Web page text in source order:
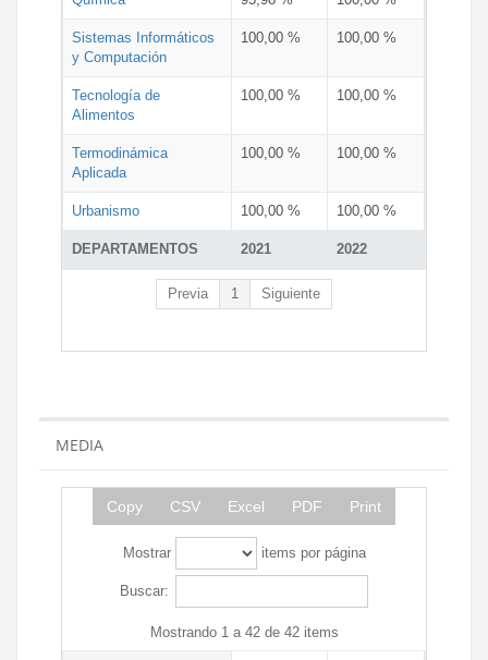
DEPARTAMENTOS 2021 2022
Sistemas Informáticos
y Computación
100,00 % 100,00 %
Tecnología de
Alimentos
100,00 % 100,00 %
Termodinámica
Aplicada
100,00 % 100,00 %
Urbanismo 100,00 % 100,00 %
Previa 1 Siguiente
MEDIA
Copy CSV Excel PDF Print
Mostrar items por página
Buscar:
Mostrando 1 a 42 de 42 items